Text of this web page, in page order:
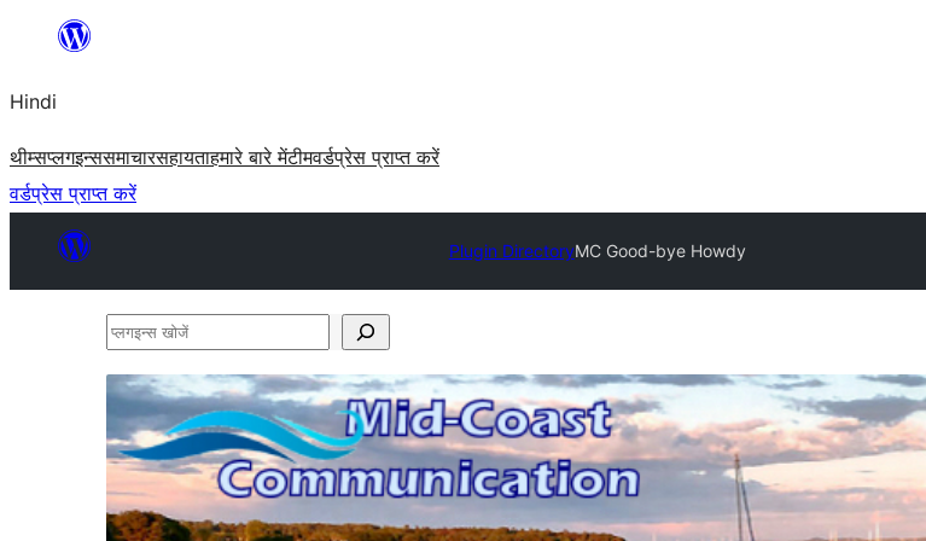
सामग्री
जाएं
Hindi
थीम्सप्लगइन्ससमाचारसहायताहमारे बारे मेंटीमवर्डप्रेस प्राप्त करें
वर्डप्रेस प्राप्त करें
Plugin DirectoryMC Good-bye Howdy
प्लगइन्स